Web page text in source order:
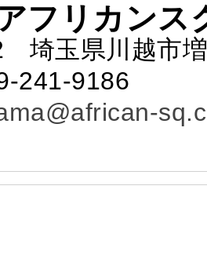
フリカンス
埼玉県川越市
241-